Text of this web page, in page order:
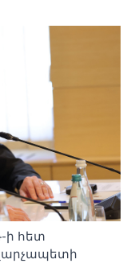
ի հետ